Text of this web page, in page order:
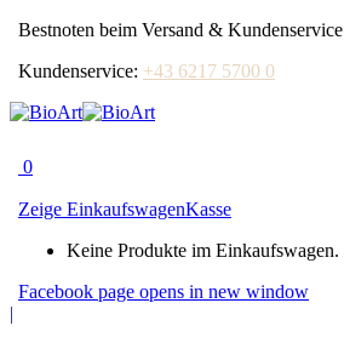
Bestnoten beim Versand & Kundenservice
Kundenservice: +43 6217 5700 0
0
Zeige EinkaufswagenKasse
Keine Produkte im Einkaufswagen.
Facebook page opens in new window
|